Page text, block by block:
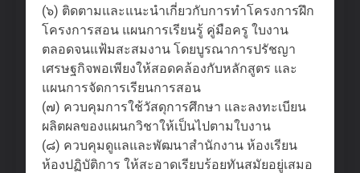
(๖) ติดตามและแนะนำเกี่ยวกับการทำโครงการฝึก
โครงการสอน แผนการเรียนรู้ คู่มือครู ใบงาน
ตลอดจนแฟ้มสะสมงาน โดยบูรณาการปรัชญา
เศรษฐกิจพอเพียงให้สอดคล้องกับหลักสูตร และ
แผนการจัดการเรียนการสอน
(๗) ควบคุมการใช้วัสดุการศึกษา และลงทะเบียน
ผลิตผลของแผนกวิชาให้เป็นไปตามใบงาน
(๘) ควบคุมดูแลและพัฒนาสำนักงาน ห้องเรียน
ห้องปฏิบัติการ ให้สะอาดเรียบร้อยทันสมัยอยู่เสมอ